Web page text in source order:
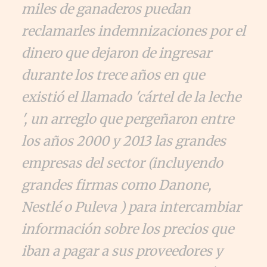
miles de ganaderos puedan
reclamarles indemnizaciones por el
dinero que dejaron de ingresar
durante los trece años en que
existió el llamado 'cártel de la leche
', un arreglo que pergeñaron entre
los años 2000 y 2013 las grandes
empresas del sector (incluyendo
grandes firmas como Danone,
Nestlé o Puleva ) para intercambiar
información sobre los precios que
iban a pagar a sus proveedores y